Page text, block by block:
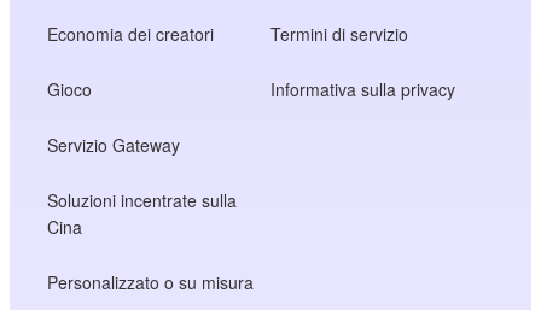
Economia dei creatori
Gioco
Servizio Gateway
Soluzioni incentrate sulla
Cina
Personalizzato o su misura
Termini di servizio
Informativa sulla privacy